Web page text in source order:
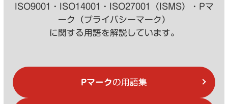
ISO9001・ISO14001・ISO27001（ISMS）・Pマ
ーク（プライバシーマーク）
に関する用語を解説しています。
Pマークの用語集